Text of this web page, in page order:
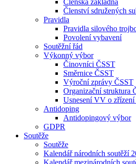
Členská základna
Členství sdružených
Pravidla
Pravidla silového
Povolení vybavení
Soutěžní řád
Výkonný výbor
Činovníci ČSST
Směrnice ČSST
Výroční zprávy ČSST
Organizační struktura
Usnesení VV o
Antidoping
Antidopingový výbor
GDPR
Soutěže
Soutěže
Kalendář národních soutěží
Kalendář mezinárodních